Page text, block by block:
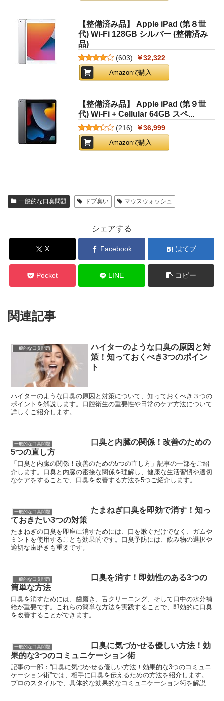
【整備済み品】 Apple iPad (第８世
代) Wi-Fi 128GB シルバー (整備済み
品)
(603) ￥32,322
Amazonで購入
【整備済み品】 Apple iPad (第９世
代) Wi-Fi + Cellular 64GB スペ...
(216) ￥36,999
Amazonで購入
一般的な口臭問題 ドブ臭い マウスウォッシュ
シェアする
X Facebook はてブ
Pocket LINE コピー
関連記事
一般的な口臭問題
ハイターのような口臭の原因と対
策！知っておくべき3つのポイン
ト
ハイターのような口臭の原因と対策について、知っておくべき３つの
ポイントを解説します。口腔衛生の重要性や日常のケア方法について
詳しくご紹介します。
一般的な口臭問題
口臭と内臓の関係！改善のための
5つの直し方
「口臭と内臓の関係！改善のための5つの直し方」記事の一部をご紹
介します。口臭と内臓の密接な関係を理解し、健康な生活習慣や適切
なケアをすることで、口臭を改善する方法を5つご紹介します。
一般的な口臭問題
たまねぎ口臭を即効で消す！知っ
ておきたい3つの対策
たまねぎの口臭を即座に消すためには、口を漱ぐだけでなく、ガムや
ミントを使用することも効果的です。口臭予防には、飲み物の選択や
適切な歯磨きも重要です。
一般的な口臭問題
口臭を消す！即効性のある3つの
簡単な方法
口臭を消すためには、歯磨き、舌クリーニング、そして口中の水分補
給が重要です。これらの簡単な方法を実践することで、即効的に口臭
を改善することができます。
一般的な口臭問題
口臭に気づかせる優しい方法！効
果的な3つのコミュニケーション術
記事の一部：“口臭に気づかせる優しい方法！効果的な3つのコミュニ
ケーション術”では、相手に口臭を伝えるための方法を紹介します。
プロのスタイルで、具体的な効果的なコミュニケーション術を解説し